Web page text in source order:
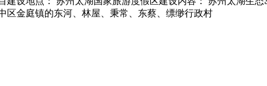
区金庭镇的东河、林屋、秉常、东蔡、缥缈行政村